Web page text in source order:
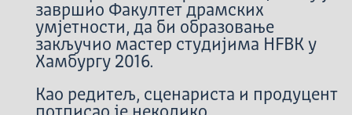
завршио Факултет драмских
умјетности, да би образовање
закључио мастер студијима HFBK у
Хамбургу 2016.
Као редитељ, сценариста и продуцент